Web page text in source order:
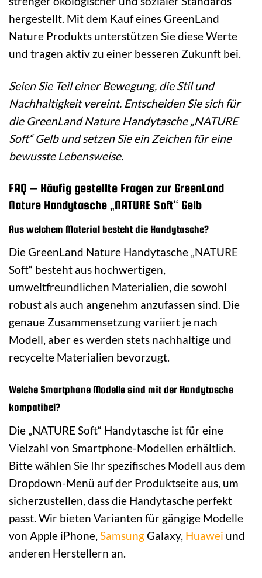
hergestellt. Mit dem Kauf eines GreenLand
Nature Produkts unterstützen Sie diese Werte
und tragen aktiv zu einer besseren Zukunft bei.
Seien Sie Teil einer Bewegung, die Stil und
Nachhaltigkeit vereint. Entscheiden Sie sich für
die GreenLand Nature Handytasche „NATURE
Soft“ Gelb und setzen Sie ein Zeichen für eine
bewusste Lebensweise.
FAQ – Häufig gestellte Fragen zur GreenLand
Nature Handytasche „NATURE Soft“ Gelb
Aus welchem Material besteht die Handytasche?
Die GreenLand Nature Handytasche „NATURE
Soft“ besteht aus hochwertigen,
umweltfreundlichen Materialien, die sowohl
robust als auch angenehm anzufassen sind. Die
genaue Zusammensetzung variiert je nach
Modell, aber es werden stets nachhaltige und
recycelte Materialien bevorzugt.
Welche Smartphone Modelle sind mit der Handytasche
kompatibel?
Die „NATURE Soft“ Handytasche ist für eine
Vielzahl von Smartphone-Modellen erhältlich.
Bitte wählen Sie Ihr spezifisches Modell aus dem
Dropdown-Menü auf der Produktseite aus, um
sicherzustellen, dass die Handytasche perfekt
passt. Wir bieten Varianten für gängige Modelle
von Apple iPhone, SamsungGalaxy, Huawei und
anderen Herstellern an.